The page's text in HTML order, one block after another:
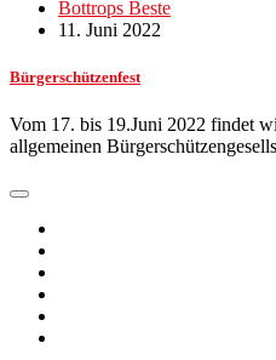
Bottrops Beste
11. Juni 2022
Bürgerschützenfest
Vom 17. bis 19.Juni 2022 findet
allgemeinen